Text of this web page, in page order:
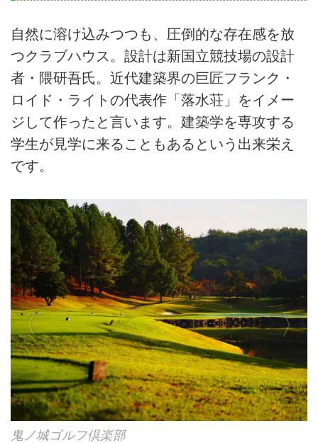
自然に溶け込みつつも、圧倒的な存在感を放
つクラブハウス。設計は新国立競技場の設計
者・隈研吾氏。近代建築界の巨匠フランク・
ロイド・ライトの代表作「落水荘」をイメー
ジして作ったと言います。建築学を専攻する
学生が見学に来ることもあるという出来栄え
です。
鬼ノ城ゴルフ倶楽部